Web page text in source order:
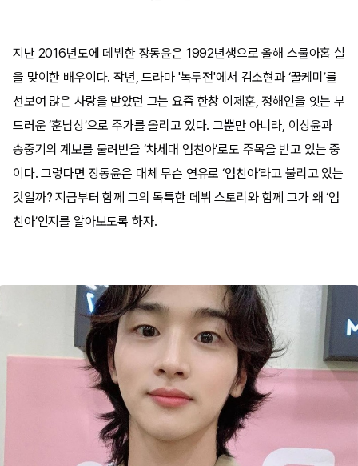
지난 2016년도에 데뷔한 장동윤은 1992년생으로 올해 스물아홉 살
을 맞이한 배우이다. 작년, 드라마 '녹두전'에서 김소현과 ‘꿀케미’를
선보여 많은 사랑을 받았던 그는 요즘 한창 이제훈, 정해인을 잇는 부
드러운 ‘훈남상’으로 주가를 올리고 있다. 그뿐만 아니라, 이상윤과
송중기의 계보를 물려받을 ‘차세대 엄친아’로도 주목을 받고 있는 중
이다. 그렇다면 장동윤은 대체 무슨 연유로 ‘엄친아’라고 불리고 있는
것일까? 지금부터 함께 그의 독특한 데뷔 스토리와 함께 그가 왜 ‘엄
친아’인지를 알아보도록 하자.